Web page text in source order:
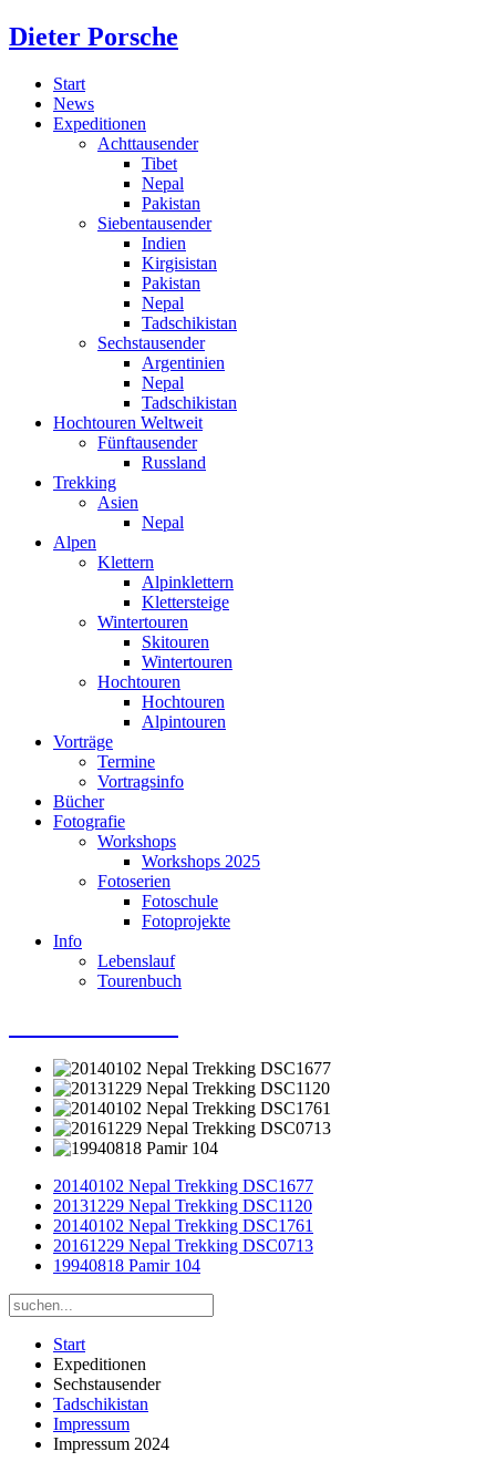
Dieter Porsche
Start
News
Expeditionen
Achttausender
Tibet
Nepal
Pakistan
Siebentausender
Indien
Kirgisistan
Pakistan
Nepal
Tadschikistan
Sechstausender
Argentinien
Nepal
Tadschikistan
Hochtouren Weltweit
Fünftausender
Russland
Trekking
Asien
Nepal
Alpen
Klettern
Alpinklettern
Klettersteige
Wintertouren
Skitouren
Wintertouren
Hochtouren
Hochtouren
Alpintouren
Vorträge
Termine
Vortragsinfo
Bücher
Fotografie
Workshops
Workshops 2025
Fotoserien
Fotoschule
Fotoprojekte
Info
Lebenslauf
Tourenbuch
20140102 Nepal Trekking DSC1677
20131229 Nepal Trekking DSC1120
20140102 Nepal Trekking DSC1761
20161229 Nepal Trekking DSC0713
19940818 Pamir 104
Start
Expeditionen
Sechstausender
Tadschikistan
Impressum
Impressum 2024